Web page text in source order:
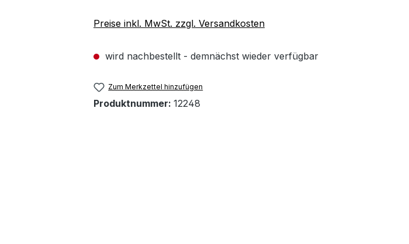
Preise inkl. MwSt. zzgl. Versandkosten
wird nachbestellt - demnächst wieder verfügbar
Zum Merkzettel hinzufügen
Produktnummer: 12248